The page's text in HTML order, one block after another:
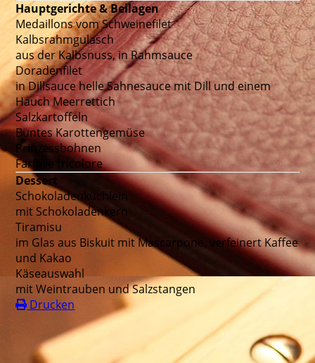
Hauptgerichte & Beilagen
Medaillons vom Schweinefilet
Kalbsrahmgulasch
aus der Kalbsnuss, in Rahmsauce
Doradenfilet
in Dillsauce helle Sahnesauce mit Dill und einem
Hauch Meerrettich
Salzkartoffeln
Buntes Karottengemüse
Prinzessbohnen
Farfalle tricolore
Dessert
Schokoladenküchlein
mit Schokoladenkern
Tiramisu
im Glas aus Biskuit mit Mascarpone, verfeinert Kaffee
und Kakao
Käseauswahl
mit Weintrauben und Salzstangen
Drucken